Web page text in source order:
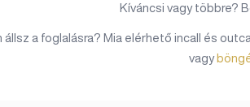
Kíváncsi vagy többre?
állsz a foglalásra? Mia elérhető incall és
vagy